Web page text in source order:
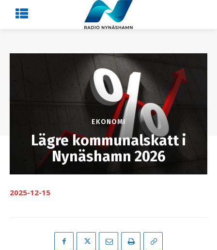
EKONOMI
Lägre kommunalskatt i
Nynäshamn 2026
2025-12-15